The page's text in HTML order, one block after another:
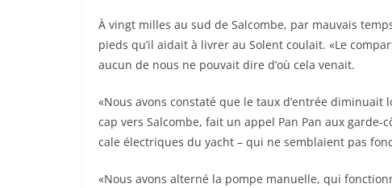
À vingt milles au sud de Salcombe, par mauvais
pieds qu’il aidait à livrer au Solent coulait. «Le
aucun de nous ne pouvait dire d’où cela venait.
«Nous avons constaté que le taux d’entrée
cap vers Salcombe, fait un appel Pan Pan aux
cale électriques du yacht – qui ne semblaient pas
«Nous avons alterné la pompe manuelle, qui